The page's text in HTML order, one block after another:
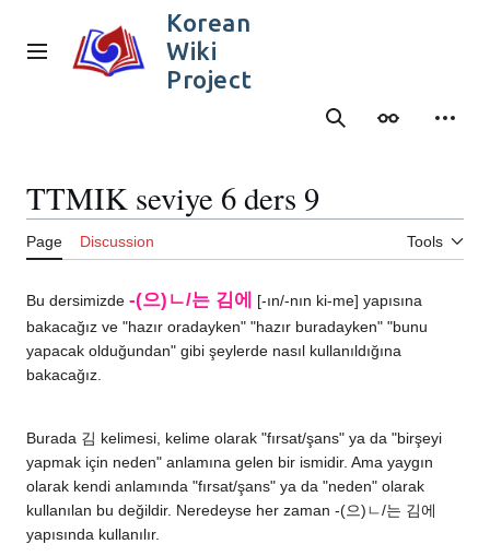
content
Main menu
Korean
Wiki
Project
SearchAppearance
TTMIK seviye 6 ders 9
Page Discussion Tools
Bu dersimizde -(으)ㄴ/는 김에
[-ın/-nın ki-me] yapısına
bakacağız ve "hazır oradayken" "hazır buradayken" "bunu
yapacak olduğundan" gibi şeylerde nasıl kullanıldığına
bakacağız.
Burada 김 kelimesi, kelime olarak "fırsat/şans" ya da "birşeyi
yapmak için neden" anlamına gelen bir ismidir. Ama yaygın
olarak kendi anlamında "fırsat/şans" ya da "neden" olarak
kullanılan bu değildir. Neredeyse her zaman -(으)ㄴ/는 김에
yapısında kullanılır.